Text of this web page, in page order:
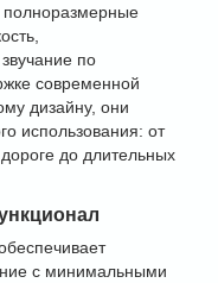
по
современной
дизайну, они
использования: от
до длительных
с минимальными